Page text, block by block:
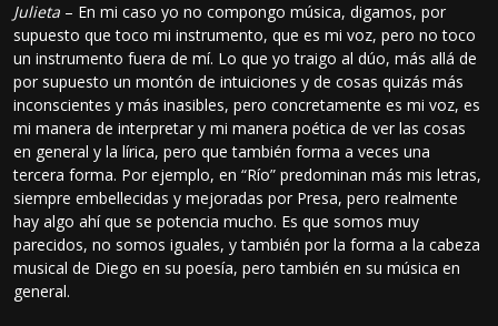
Julieta – En mi caso yo no compongo música, digamos, por
supuesto que toco mi instrumento, que es mi voz, pero no toco
un instrumento fuera de mí. Lo que yo traigo al dúo, más allá de
por supuesto un montón de intuiciones y de cosas quizás más
inconscientes y más inasibles, pero concretamente es mi voz, es
mi manera de interpretar y mi manera poética de ver las cosas
en general y la lírica, pero que también forma a veces una
tercera forma. Por ejemplo, en “Río” predominan más mis letras,
siempre embellecidas y mejoradas por Presa, pero realmente
hay algo ahí que se potencia mucho. Es que somos muy
parecidos, no somos iguales, y también por la forma a la cabeza
musical de Diego en su poesía, pero también en su música en
general.